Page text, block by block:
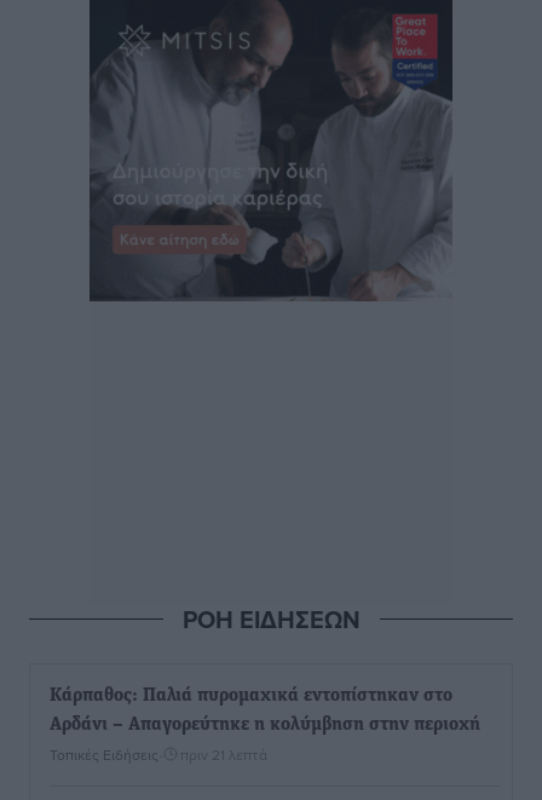
ΡΟΗ ΕΙΔΗΣΕΩΝ
Κάρπαθος: Παλιά πυρομαχικά εντοπίστηκαν στο
Αρδάνι – Απαγορεύτηκε η κολύμβηση στην περιοχή
Τοπικές Ειδήσεις πριν 21 λεπτά